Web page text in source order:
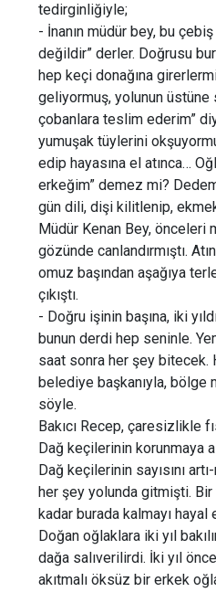
tedirginliğiyle;
- İnanın müdür bey, bu
değildir” derler. Doğrusu
hep keçi donağına
geliyormuş, yolunun üstüne
çobanlara teslim ederim”
yumuşak tüylerini
edip hayasına el atınca…
erkeğim” demez mi?
gün dili, dişi kilitlenip,
Müdür Kenan Bey, önceleri
gözünde canlandırmıştı.
omuz başından aşağıya
çıkıştı.
- Doğru işinin başına, iki
bunun derdi hep seninle.
saat sonra her şey
belediye başkanıyla, bölge
söyle.
Bakıcı Recep, çaresizlikle
Dağ keçilerinin korunmaya
Dağ keçilerinin sayısını
her şey yolunda gitmişti.
kadar burada kalmayı hayal
Doğan oğlaklara iki yıl
dağa salıverilirdi. İki yıl
akıtmalı öksüz bir erkek